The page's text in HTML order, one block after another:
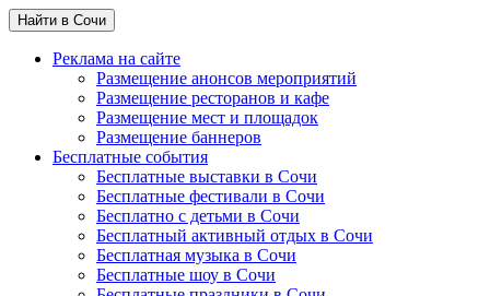
Найти в Сочи
Реклама на сайте
Размещение анонсов мероприятий
Размещение ресторанов и кафе
Размещение мест и площадок
Размещение баннеров
Бесплатные события
Бесплатные выставки в Сочи
Бесплатные фестивали в Сочи
Бесплатно с детьми в Сочи
Бесплатный активный отдых в Сочи
Бесплатная музыка в Сочи
Бесплатные шоу в Сочи